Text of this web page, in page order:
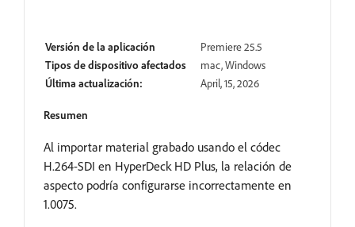
Versión de la aplicación
Premiere 25.5
Tipos de dispositivo afectados
mac, Windows
Última actualización:
April, 15, 2026
Resumen
Al importar material grabado usando el códec
H.264-SDI en HyperDeck HD Plus, la relación de
aspecto podría configurarse incorrectamente en
1.0075.